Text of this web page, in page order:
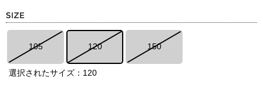
105 120 150
選択されたサイズ：120